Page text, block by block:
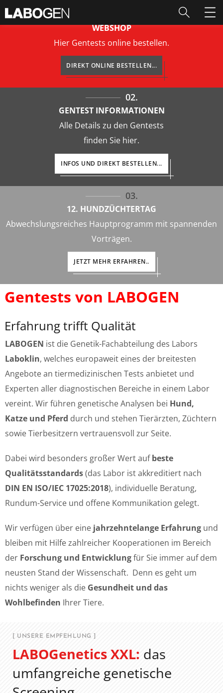
WEBSHOP
Hier Gentests online bestellen.
DIREKT ONLINE BESTELLEN...
02.
GENTEST INFORMATIONEN
Alle Details zu den Gentests
finden Sie hier.
INFOS UND DIREKT BESTELLEN...
03.
12. HUNDZÜCHTERTAG
Abwechslungsreiches Hauptprogramm mit spannenden
Vorträgen.
JETZT MEHR ERFAHREN..
Gentests von LABOGEN
Erfahrung trifft Qualität
LABOGEN ist die Genetik-Fachabteilung des Labors
Laboklin, welches europaweit eines der breitesten
Angebote an tiermedizinischen Tests anbietet und
Experten aller diagnostischen Bereiche in einem Labor
vereint. Wir führen genetische Analysen bei Hund,
Katze und Pferd durch und stehen Tierärzten, Züchtern
sowie Tierbesitzern vertrauensvoll zur Seite.
Dabei wird besonders großer Wert aufbeste
Qualitätsstandards(das Labor ist akkreditiert nach
DIN EN ISO/IEC 17025:2018), individuelle Beratung,
Rundum-Service und offene Kommunikation gelegt.
Wir verfügen über eine jahrzehntelange Erfahrung und
bleiben mit Hilfe zahlreicher Kooperationen im Bereich
der Forschung und Entwicklungfür Sie immer auf dem
neusten Stand der Wissenschaft. Denn es geht um
nichts weniger als die Gesundheit und das
Wohlbefinden Ihrer Tiere.
[ UNSERE EMPFEHLUNG ]
LABOGenetics XXL: das
umfangreiche genetische